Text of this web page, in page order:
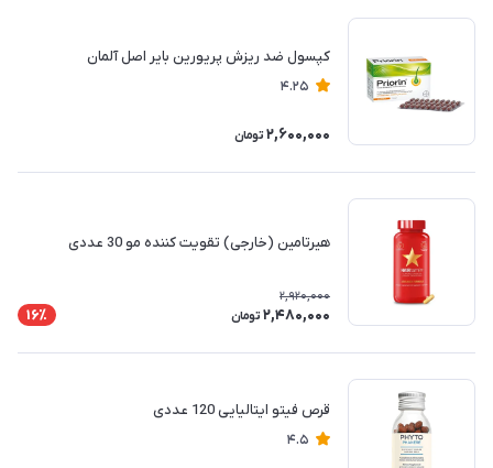
کپسول ضد ریزش پریورین بایر اصل آلمان
4.25
2,600,000 تومان
هیرتامین (خارجی) تقویت کننده مو 30 عددی
2,920,000
2,480,000 تومان 16٪
قرص فیتو ایتالیایی 120 عددی
4.5